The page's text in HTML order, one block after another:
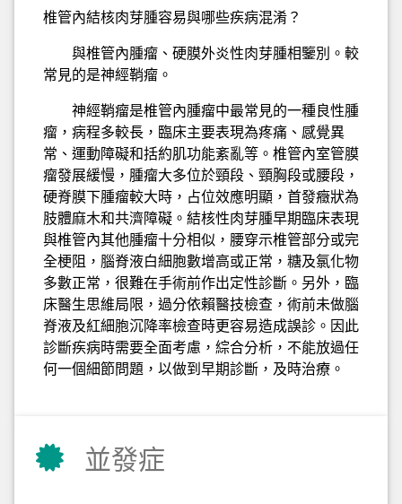
椎管內結核肉芽腫容易與哪些疾病混淆？
與椎管內腫瘤、硬膜外炎性肉芽腫相鑒別。較
常見的是神經鞘瘤。
神經鞘瘤是椎管內腫瘤中最常見的一種良性腫
瘤，病程多較長，臨床主要表現為疼痛、感覺異
常、運動障礙和括約肌功能紊亂等。椎管內室管膜
瘤發展緩慢，腫瘤大多位於頸段、頸胸段或腰段，
硬脊膜下腫瘤較大時，占位效應明顯，首發癥狀為
肢體麻木和共濟障礙。結核性肉芽腫早期臨床表現
與椎管內其他腫瘤十分相似，腰穿示椎管部分或完
全梗阻，腦脊液白細胞數增高或正常，糖及氯化物
多數正常，很難在手術前作出定性診斷。另外，臨
床醫生思維局限，過分依賴醫技檢查，術前未做腦
脊液及紅細胞沉降率檢查時更容易造成誤診。因此
診斷疾病時需要全面考慮，綜合分析，不能放過任
何一個細節問題，以做到早期診斷，及時治療。
並發症